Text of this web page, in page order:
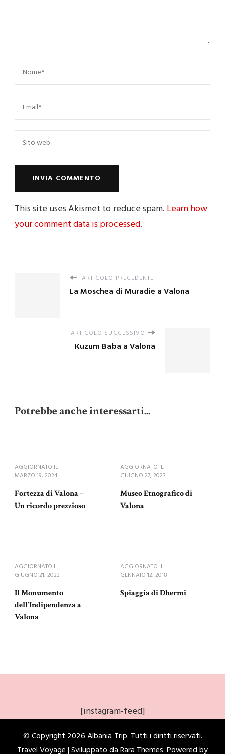
This site uses Akismet to reduce spam. Learn how
your comment data is processed.
ARTICOLO PRECEDENTE
La Moschea di Muradie a Valona
ARTICOLO SUCCESSIVO
Kuzum Baba a Valona
Potrebbe anche interessarti...
AGGIORNATO IL
MARZO 19, 2024
Fortezza di Valona –
Un ricordo prezzioso
AGGIORNATO IL
GIUGNO 27, 2023
Museo Etnografico di
Valona
AGGIORNATO IL
GIUGNO 21, 2023
Il Monumento
dell’Indipendenza a
Valona
AGGIORNATO IL
GENNAIO 12, 2018
Spiaggia di Dhermi
[instagram-feed]
© Copyright 2026Albania Trip. Tutti i diritti riservati.
Travel Voyage | Sviluppato daRara Themes. Powered by